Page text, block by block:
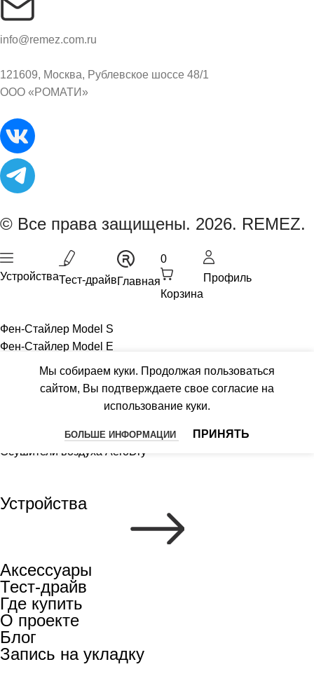
info@remez.com.ru
121609, Москва, Рублевское шоссе 48/1
ООО «РОМАТИ»
© Все права защищены. 2026. REMEZ.
Мы собираем куки. Продолжая пользоваться
сайтом, Вы подтверждаете свое согласие на
использование куки.
БОЛЬШЕ ИНФОРМАЦИИ ПРИНЯТЬ
УстройстваТест-драйвГлавная
0
Корзина
Профиль
Фен-Стайлер Model S
Фен-Стайлер Model E
Фен-Выпрямитель Model Q
Пылесосы MultiClick PRO
Гибридный комплекс AirCreator
Осушители воздуха AeroDry
Устройства
Аксессуары
Тест-драйв
Где купить
О проекте
Блог
Запись на укладку